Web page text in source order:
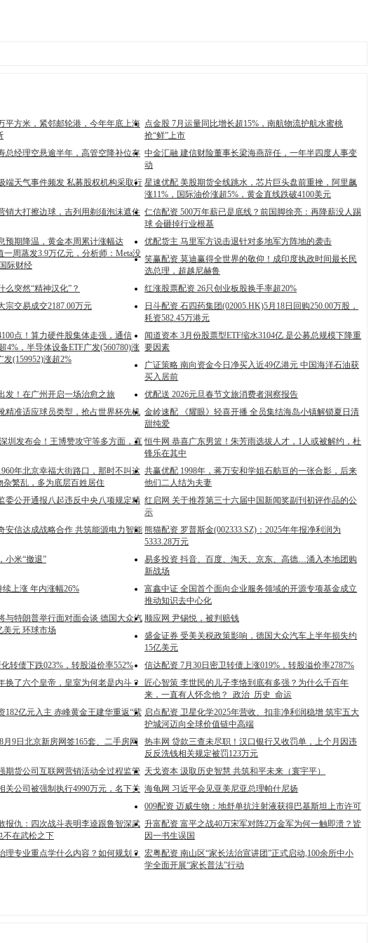
平方米，紧邻邮轮港，今年年底上海 点金股 7月运量同比增长超15%，南航物流护航水蜜桃
抢“鲜”上市
总经理空悬逾半年，高管空降补位存 中金汇融 建信财险董事长梁海燕辞任，一年半四度人事变
动
端天气事件频发 私募股权机构采取行 星速优配 美股期货全线跳水，芯片巨头盘前重挫，阿里飙
涨11%，国际油价涨超5%，黄金直线跌破4100美元
销大打擦边球，吉列用剃须泡沫遮住 仁信配资 500万年薪已是底线？前国脚徐亮：再降薪没人踢
球 会砸掉行业根基
预期降温，黄金本周累计涨幅达
一周蒸发3.9万亿元，分析师：Meta没
际财经
优配货主 马里军方说击退针对多地军方阵地的袭击
笑赢配资 莫迪赢得全世界的敬仰！成印度执政时间最长民
选总理，超越尼赫鲁
么突然“精神汉化”？
红涨股票配资 26只创业板股换手率超20%
宗交易成交2187.00万元
日斗配资 石四药集团(02005.HK)5月18日回购250.00万股，
耗资582.45万港元
点！算力硬件股集体走强，通信
4%，半导体设备ETF广发(560780)涨
发(159952)涨超2%
闻道资本 3月份股票型ETF缩水3104亿 是公募总规模下降重
要因素
广证策略 南向资金今日净买入近49亿港元 中国海洋石油获
买入居前
发！在广州开启一场治愈之旅
优配送 2026元旦春节文旅消费者洞察报告
精准适应球员类型，抢占世界杯先机 金岭速配 《耀眼》轻喜开播 全员集结海岛小镇解锁夏日清
甜纯爱
圳发布会！王博赞攻守等多方面，直 恒牛网 恭喜广东男篮！朱芳雨选拔人才，1人或被解约，杜
锋乐在其中
年北京幸福大街路口，那时不叫这
杂繁乱，多为底层百姓居住
共赢优配 1998年，蒋万安和学姐石舫亘的一张合影，后来
他们二人结为夫妻
委公开通报八起违反中央八项规定精 红启网 关于推荐第三十六届中国新闻奖副刊初评作品的公
示
安信达成战略合作 共筑能源电力智能 熊猫配资 罗普斯金(002333.SZ)：2025年年报净利润为
5333.28万元
小米“撤退”
易多投资 抖音、百度、淘天、京东、高德…涌入本地团购
新战场
上涨 年内涨幅26%
富鑫中证 全国首个面向企业服务领域的开源专项基金成立
推动知识去中心化
与特朗普举行面对面会谈 德国大众汽
美元 环球市场
顺应网 尹锡悦，被判赔钱
盛金证券 受美关税政策影响，德国大众汽车上半年损失约
15亿美元
转债下跌023%，转股溢价率552%
信达配资 7月30日密卫转债上涨019%，转股溢价率2787%
换了六个皇帝，皇室为何老是内斗？_
匠心智策 李世民的儿子李恪到底有多强？为什么千百年
来，一直有人怀念他？_政治_历史_命运
182亿元入主 赤峰黄金王建华重返“紫 启点配资 卫星化学2025年营收、扣非净利润稳增 筑牢五大
护城河迈向全球价值链中高端
月9日北京新房网签165套、二手房网
热丰网 贷款三查未尽职！汉口银行又收罚单，上个月因违
反反洗钱相关规定被罚123万元
期货公司互联网营销活动全过程监管 天戈资本 汲取历史智慧 共筑和平未来（寰宇平）
关公司被强制执行4990万元，名下关 海龟网 习近平会见亚美尼亚总理帕什尼扬
009配资 迈威生物：地舒单抗注射液获得巴基斯坦上市许可
报仇：四次战斗表明李逵跟鲁智深武
不在武松之下
升富配资 富平之战40万宋军对阵2万金军为何一触即溃？皆
因一书生误国
理专业重点学什么内容？如何规划？
宏粤配资 南山区“家长法治宣讲团”正式启动,100余所中小
学全面开展“家长普法”行动